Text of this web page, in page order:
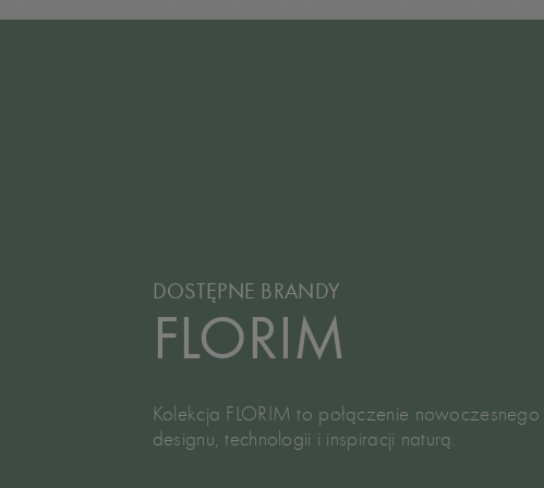
DOSTĘPNE BRANDY
FLORIM
Kolekcja FLORIM to połączenie nowoczesnego
designu, technologii i inspiracji naturą.